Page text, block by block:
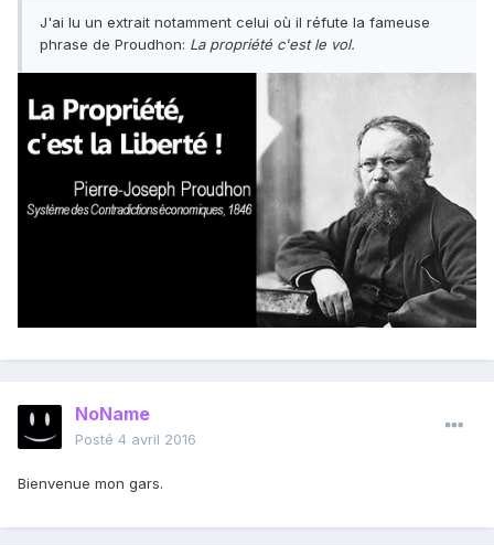
J'ai lu un extrait notamment celui où il réfute la fameuse
phrase de Proudhon: La propriété c'est le vol.
NoName
Posté 4 avril 2016
Bienvenue mon gars.